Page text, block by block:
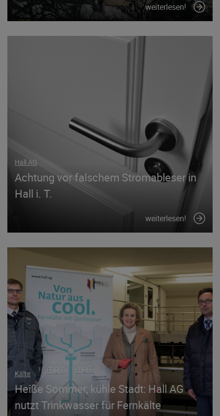
weiterlesen!
Hall AG
Achtung vor falschem Stromableser in
Hall i. T.
weiterlesen!
Kälte
Heiße Sommer, kühle Stadt: Hall AG
nutzt Trinkwasser für Fernkälte